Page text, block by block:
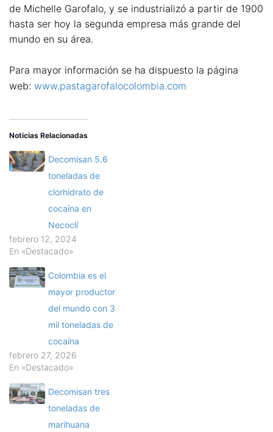
de Michelle Garofalo, y se industrializó a partir de 1900
hasta ser hoy la segunda empresa más grande del
mundo en su área.
Para mayor información se ha dispuesto la página
web: www.pastagarofalocolombia.com
Noticias Relacionadas
Decomisan 5.6
toneladas de
clorhidrato de
cocaína en
Necoclí
febrero 12, 2024
En «Destacado»
Colombia es el
mayor productor
del mundo con 3
mil toneladas de
cocaína
febrero 27, 2026
En «Destacado»
Decomisan tres
toneladas de
marihuana